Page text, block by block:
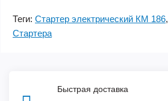
Теги: Стартер электрический КМ 186,
Стартера
Быстрая доставка